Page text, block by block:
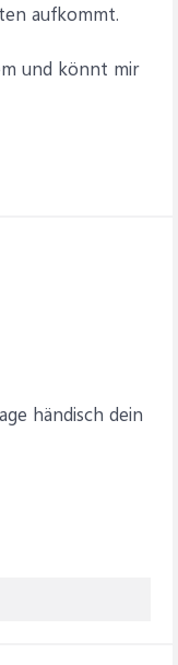
aufkommt.
und könnt mir
händisch dein